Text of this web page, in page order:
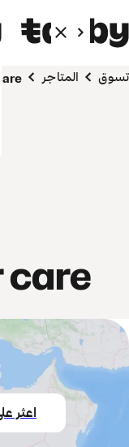
تسوق المتاجر
care
اعثر